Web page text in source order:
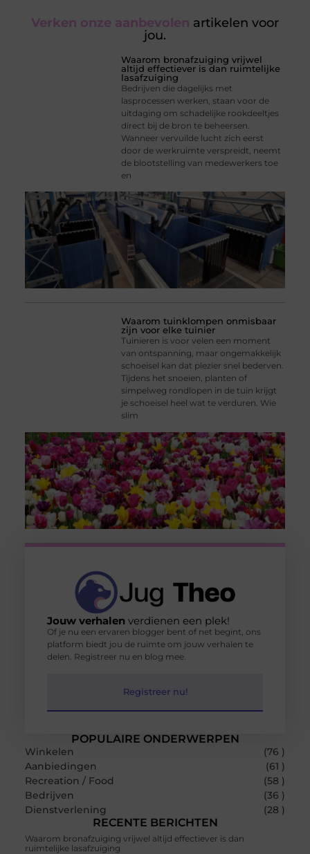
Verken onze aanbevolen artikelen voor
jou.
Waarom bronafzuiging vrijwel
altijd effectiever is dan ruimtelijke
lasafzuiging
Bedrijven die dagelijks met
lasprocessen werken, staan voor de
uitdaging om schadelijke rookdeeltjes
direct bij de bron te beheersen.
Wanneer vervuilde lucht zich eerst
door de werkruimte verspreidt, neemt
de blootstelling van medewerkers toe
en
Waarom tuinklompen onmisbaar
zijn voor elke tuinier
Tuinieren is voor velen een moment
van ontspanning, maar ongemakkelijk
schoeisel kan dat plezier snel bederven.
Tijdens het snoeien, planten of
simpelweg rondlopen in de tuin krijgt
je schoeisel heel wat te verduren. Wie
slim
POPULAIRE ONDERWERPEN
Winkelen
(76 )
Aanbiedingen
(61 )
Recreation / Food
(58 )
Bedrijven
(36 )
Dienstverlening
(28 )
RECENTE BERICHTEN
Waarom bronafzuiging vrijwel altijd effectiever is dan
ruimtelijke lasafzuiging
Jouw verhalenverdienen een plek!
Of je nu een ervaren blogger bent of net begint, ons
platform biedt jou de ruimte om jouw verhalen te
delen. Registreer nu en blog mee.
Registreer nu!